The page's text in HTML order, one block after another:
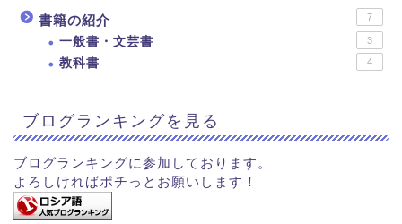
書籍の紹介 7
一般書・文芸書 3
教科書 4
ブログランキングを見る
ブログランキングに参加しております。
よろしければポチっとお願いします！